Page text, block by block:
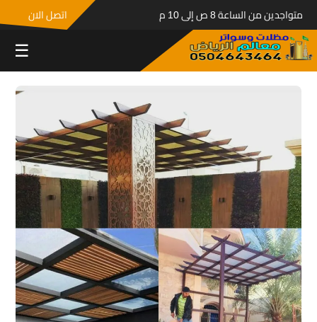
متواجدين من الساعة 8 ص إلى 10 م اتصل الان
☰